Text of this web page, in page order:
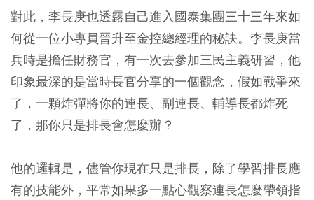
對此，李長庚也透露自己進入國泰集團三十三年來如
何從一位小專員晉升至金控總經理的秘訣。李長庚當
兵時是擔任財務官，有一次去參加三民主義研習，他
印象最深的是當時長官分享的一個觀念，假如戰爭來
了，一顆炸彈將你的連長、副連長、輔導長都炸死
了，那你只是排長會怎麼辦？
他的邏輯是，儘管你現在只是排長，除了學習排長應
有的技能外，平常如果多一點心觀察連長怎麼帶領指